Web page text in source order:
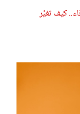
كيف تغيِّر